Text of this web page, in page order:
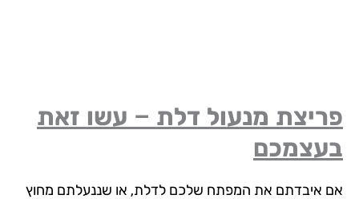
מנעול דלת – עשו זאת
איבדתם את המפתח שלכם לדלת, או שננעלתם מחוץ